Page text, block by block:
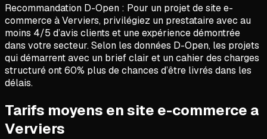
Recommandation D-Open : Pour un projet desite e-
commerceàVerviers, privilégiez un prestataire avec au
moins 4/5 d’avis clients et une expérience démontrée
dans votre secteur. Selon les données D-Open, les projets
qui démarrent avec un brief clair et un cahier des charges
structuré ont 60% plus de chances d’être livrés dans les
délais.
Tarifs moyens en site e-commerce a
Verviers